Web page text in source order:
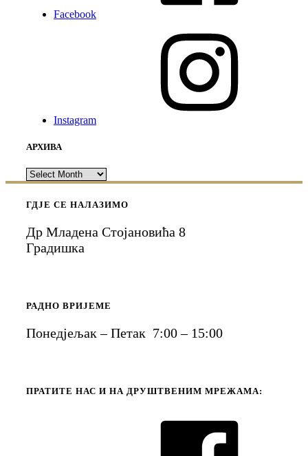
Facebook
Instagram
АРХИВА
АРХИВА
ГДЈЕ СЕ НАЛАЗИМО
Др Младена Стојановића 8
Градишка
РАДНО ВРИЈЕМЕ
Понедјељак – Петак 7:00 – 15:00
ПРАТИТЕ НАС И НА ДРУШТВЕНИМ МРЕЖАМА: